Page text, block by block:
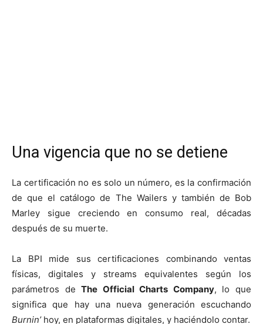
Una vigencia que no se detiene
La certificación no es solo un número, es la confirmación
de que el catálogo de The Wailers y también de Bob
Marley sigue creciendo en consumo real, décadas
después de su muerte.
La BPI mide sus certificaciones combinando ventas
físicas, digitales y streams equivalentes según los
parámetros deThe Official Charts Company, lo que
significa que hay una nueva generación escuchando
Burnin’hoy, en plataformas digitales, y haciéndolo contar.